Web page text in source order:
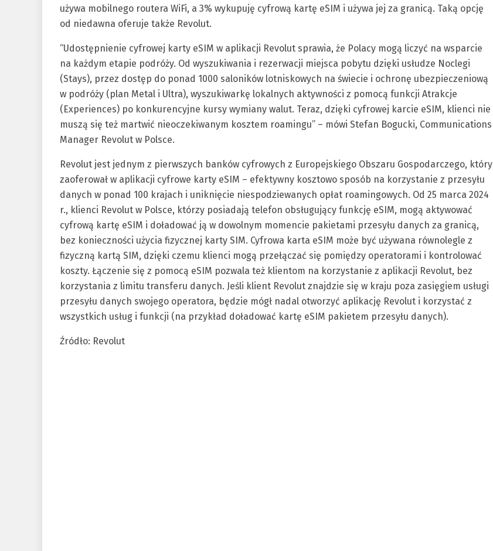
używa mobilnego routera WiFi, a 3% wykupuję cyfrową kartę eSIM i używa jej za granicą. Taką opcję
od niedawna oferuje także Revolut.
“Udostępnienie cyfrowej karty eSIM w aplikacji Revolut sprawia, że Polacy mogą liczyć na wsparcie
na każdym etapie podróży. Od wyszukiwania i rezerwacji miejsca pobytu dzięki usłudze Noclegi
(Stays), przez dostęp do ponad 1000 saloników lotniskowych na świecie i ochronę ubezpieczeniową
w podróży (plan Metal i Ultra), wyszukiwarkę lokalnych aktywności z pomocą funkcji Atrakcje
(Experiences) po konkurencyjne kursy wymiany walut. Teraz, dzięki cyfrowej karcie eSIM, klienci nie
muszą się też martwić nieoczekiwanym kosztem roamingu” – mówi Stefan Bogucki, Communications
Manager Revolut w Polsce.
Revolut jest jednym z pierwszych banków cyfrowych z Europejskiego Obszaru Gospodarczego, który
zaoferował w aplikacji cyfrowe karty eSIM – efektywny kosztowo sposób na korzystanie z przesyłu
danych w ponad 100 krajach i uniknięcie niespodziewanych opłat roamingowych. Od 25 marca 2024
r., klienci Revolut w Polsce, którzy posiadają telefon obsługujący funkcję eSIM, mogą aktywować
cyfrową kartę eSIM i doładować ją w dowolnym momencie pakietami przesyłu danych za granicą,
bez konieczności użycia fizycznej karty SIM. Cyfrowa karta eSIM może być używana równolegle z
fizyczną kartą SIM, dzięki czemu klienci mogą przełączać się pomiędzy operatorami i kontrolować
koszty. Łączenie się z pomocą eSIM pozwala też klientom na korzystanie z aplikacji Revolut, bez
korzystania z limitu transferu danych. Jeśli klient Revolut znajdzie się w kraju poza zasięgiem usługi
przesyłu danych swojego operatora, będzie mógł nadal otworzyć aplikację Revolut i korzystać z
wszystkich usług i funkcji (na przykład doładować kartę eSIM pakietem przesyłu danych).
Źródło: Revolut